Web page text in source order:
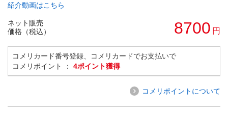
紹介動画はこちら
ネット販売
価格（税込）
8700 円
コメリカード番号登録、コメリカードでお支払いで
コメリポイント ： 4ポイント獲得
コメリポイントについて